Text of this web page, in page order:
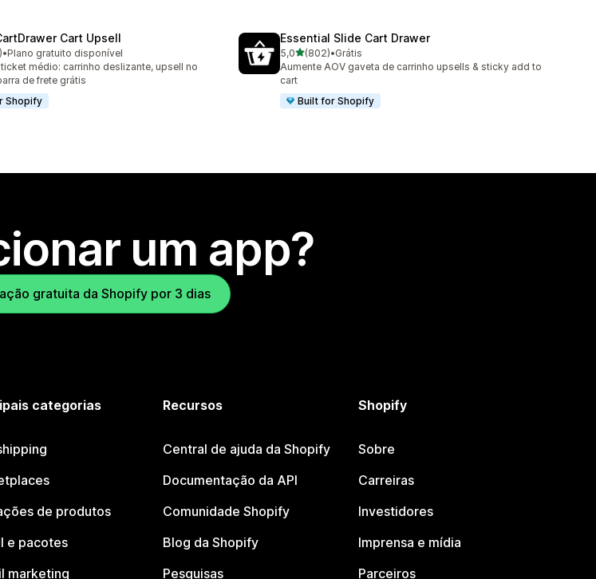
Cart Upsell
ao todo
•Plano gratuito disponível
médio: carrinho deslizante, upsell no
de frete grátis
Shopify
Essential Slide Cart Drawer
5,0de 5 estrelas
(802)
802 avaliações ao todo
•Grátis
Aumente AOV gaveta de carrinho upsells & sticky add to
cart
Built for Shopify
um app?
gratuita da Shopify por 3 dias
categorias
de produtos
e pacotes
marketing
Recursos
Central de ajuda da Shopify
Documentação da API
Comunidade Shopify
Blog da Shopify
Pesquisas
Shopify
Sobre
Carreiras
Investidores
Imprensa e mídia
Parceiros